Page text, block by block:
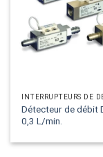
INTERRUPTEURS DE
Détecteur de débit
0,3 L/min.